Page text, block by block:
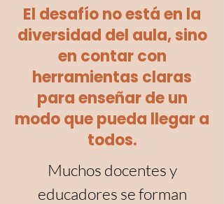
El desafío no está en la
diversidad del aula, sino
en contar con
herramientas claras
para enseñar de un
modo que pueda llegar a
todos.
Muchos docentes y
educadores se forman